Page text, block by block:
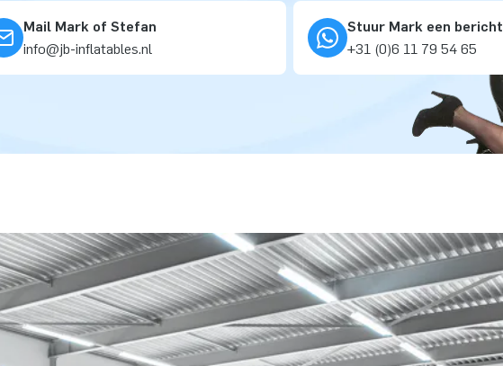
Mail Mark of Stefan
info@jb-inflatables.nl
Stuur Mark een bericht
+31 (0)6 11 79 54 65